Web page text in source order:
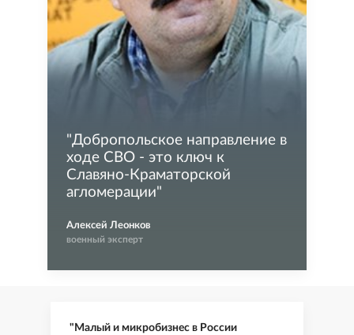
"Добропольское направление в
ходе СВО - это ключ к
Славяно-Краматорской
агломерации"
Алексей Леонков
военный эксперт
"Малый и микробизнес в России